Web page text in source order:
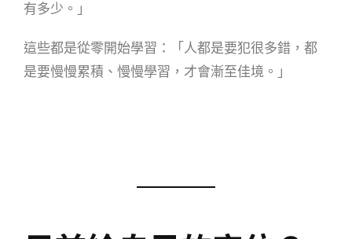
有多少。」
這些都是從零開始學習：「人都是要犯很多錯，都
是要慢慢累積、慢慢學習，才會漸至佳境。」